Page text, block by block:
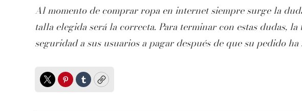
Al momento de comprar ropa en internet siempre surge la
talla elegida será la correcta. Para terminar con estas dudas,
seguridad a sus usuarios a pagar después de que su pedido
TwitterPinterest
TumblrCopy